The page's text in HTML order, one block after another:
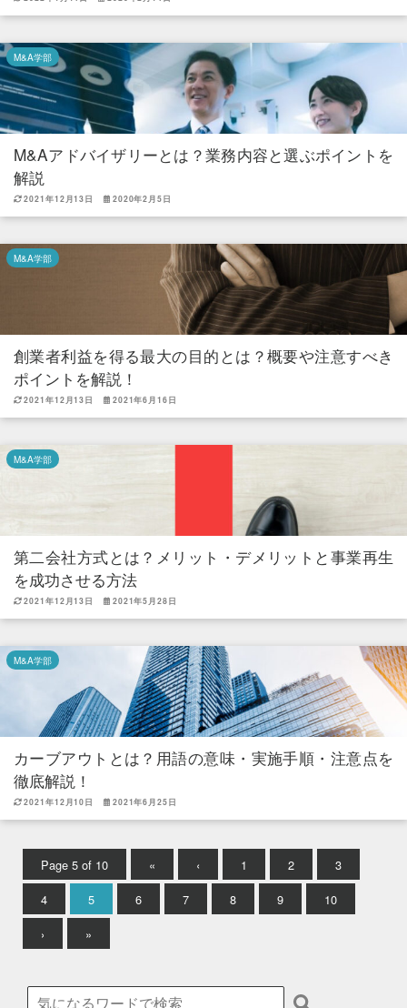
M&A学部
M&Aアドバイザリーとは？業務内容と選ぶポイントを
解説
2021年12月13日 2020年2月5日
M&A学部
創業者利益を得る最大の目的とは？概要や注意すべき
ポイントを解説！
2021年12月13日 2021年6月16日
M&A学部
第二会社方式とは？メリット・デメリットと事業再生
を成功させる方法
2021年12月13日 2021年5月28日
M&A学部
カーブアウトとは？用語の意味・実施手順・注意点を
徹底解説！
2021年12月10日 2021年6月25日
Page 5 of 10 « ‹ 1 2
3
4
5 6 7 8 9
10
›
»